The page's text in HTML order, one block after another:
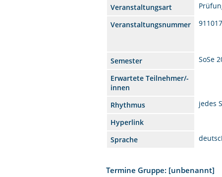
Veranstaltungsart
Veranstaltungsnummer
Semester
SoSe
Erwartete Teilnehmer/-
innen
Rhythmus
jedes
Hyperlink
Sprache
Termine Gruppe: [unbenannt]